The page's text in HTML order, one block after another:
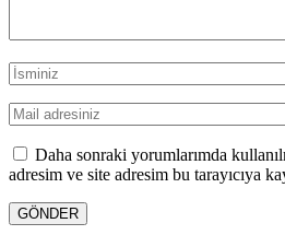
Daha sonraki yorumlarımda
adresim ve site adresim bu tarayıcıya